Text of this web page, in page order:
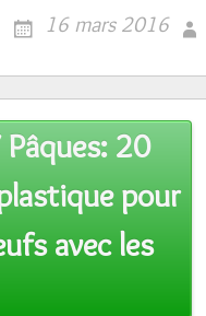
16 mars 2016
Pâques: 20
pour
avec les